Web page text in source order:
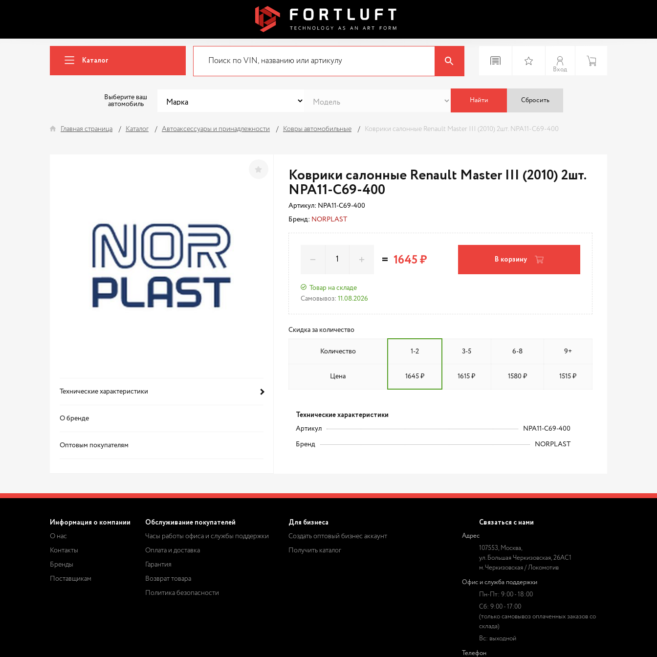
Каталог
Вход
Выберите ваш
автомобиль
Найти Сбросить
Главная страница Каталог Автоаксессуары и принадлежности Ковры автомобильные Коврики салонные Renault Master III (2010) 2шт. NPA11-C69-400
Технические характеристики
О бренде
Оптовым покупателям
Коврики салонные Renault Master III (2010) 2шт.
NPA11-C69-400
Артикул: NPA11-C69-400
Бренд: NORPLAST
Товар на складе
Самовывоз: 11.08.2026
= 1645 ₽ В корзину
Скидка за количество
Количество 1-2 3-5 6-8 9+
Цена 1645 ₽ 1615 ₽ 1580 ₽ 1515 ₽
Технические характеристики
Артикул NPA11-C69-400
Бренд NORPLAST
Информация о компании
О нас
Контакты
Бренды
Поставщикам
Обслуживание покупателей
Часы работы офиса и службы поддержки
Оплата и доставка
Гарантия
Возврат товара
Политика безопасности
Для бизнеса
Создать оптовый бизнес аккаунт
Получить каталог
Связаться с нами
Адрес
107553, Москва,
ул. Большая Черкизовская, 26АС1
м. Черкизовская / Локомотив
Офис и служба поддержки
Пн-Пт: 9:00 - 18:00
Сб: 9:00 - 17:00
(только самовывоз оплаченных заказов со
склада)
Вс: выходной
Телефон